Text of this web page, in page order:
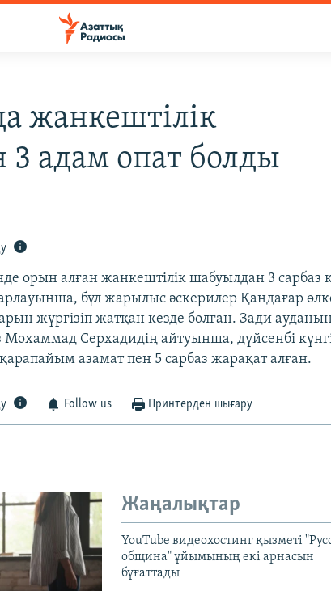
жанкештілік
адам опат болды
орын алған жанкештілік шабуылдан 3 сарбаз
бұл жарылыс әскерилер Қандағар
жүргізіп жатқан кезде болған. Зади
Мохаммад Серхадидің айтуынша, дүйсенбі
азамат пен 5 сарбаз жарақат алған.
Follow us Принтерден шығару
Жаңалықтар
YouTube видеохостинг қызметі
община" ұйымының екі арнасын
бұғаттады